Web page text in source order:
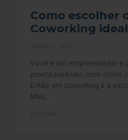
Como escolher
Coworking ideal
Você é um empreendedor e
pronta para uso com ótimo
Então um coworking é a
Mas,